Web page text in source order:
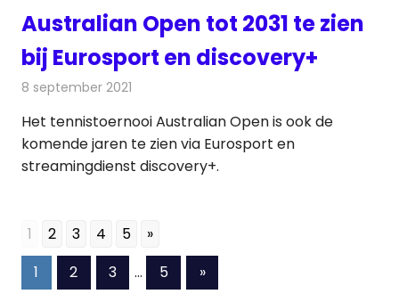
Australian Open tot 2031 te zien
bij Eurosport en discovery+
8 september 2021
Het tennistoernooi Australian Open is ook de
komende jaren te zien via Eurosport en
streamingdienst discovery+.
1 2 3 4 5 »
Berichten
1 2 3 … 5
Volgende
»